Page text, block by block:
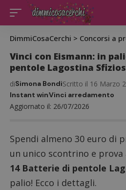
DimmiCosaCerchi > Concorsi a
Vinci con Eismann: in
pentole Lagostina
Aggiornato il: 26/07/2026
diSimona BondiScritto il 16 Marzo
Instant winVinci arredamento
Spendi almeno 30 euro di
un unico scontrino e prova
14 Batterie di pentole
palio! Ecco i dettagli.